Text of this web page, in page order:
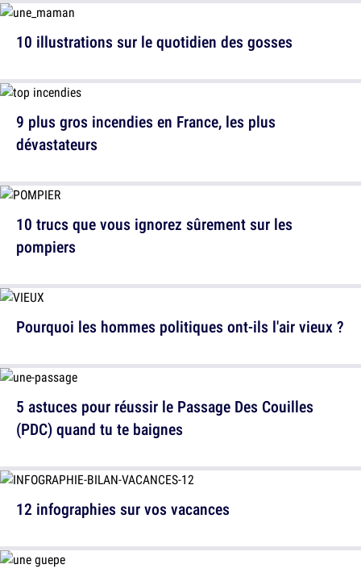
9 plus gros incendies en France, les plus
dévastateurs
Pourquoi les hommes politiques ont-ils l'air vieux ?
12 infographies sur vos vacances
10 illustrations sur le quotidien des gosses
10 trucs que vous ignorez sûrement sur les
pompiers
5 astuces pour réussir le Passage Des Couilles
(PDC) quand tu te baignes